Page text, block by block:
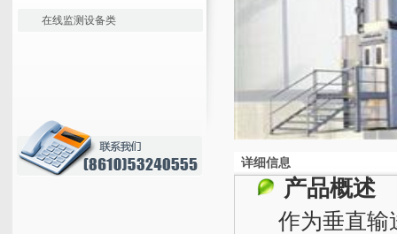
在线监测设备类
详细信息
产品概述
作为垂直输